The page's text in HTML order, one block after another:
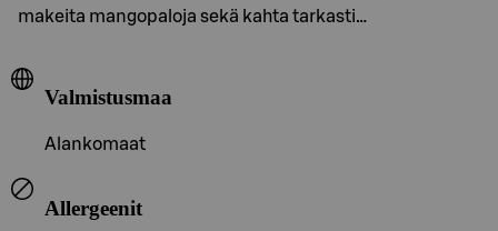
makeita mangopaloja sekä kahta tarkasti…
Valmistusmaa
Alankomaat
Allergeenit